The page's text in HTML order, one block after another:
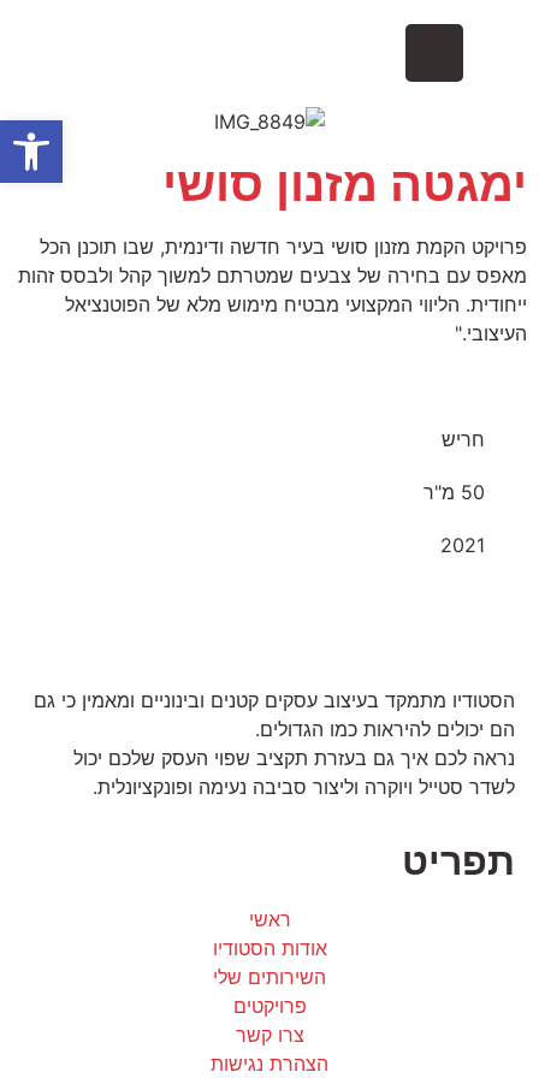
ימגטה מזנון סושי
פרויקט הקמת מזנון סושי בעיר חדשה ודינמית, שבו תוכנן הכל
מאפס עם בחירה של צבעים שמטרתם למשוך קהל ולבסס זהות
ייחודית. הליווי המקצועי מבטיח מימוש מלא של הפוטנציאל
העיצובי."
חריש
50 מ"ר
2021
הסטודיו מתמקד בעיצוב עסקים קטנים ובינוניים ומאמין כי גם
הם יכולים להיראות כמו הגדולים.
נראה לכם איך גם בעזרת תקציב שפוי העסק שלכם יכול
לשדר סטייל ויוקרה וליצור סביבה נעימה ופונקציונלית.
תפריט
ראשי
אודות הסטודיו
השירותים שלי
פרויקטים
צרו קשר
הצהרת נגישות